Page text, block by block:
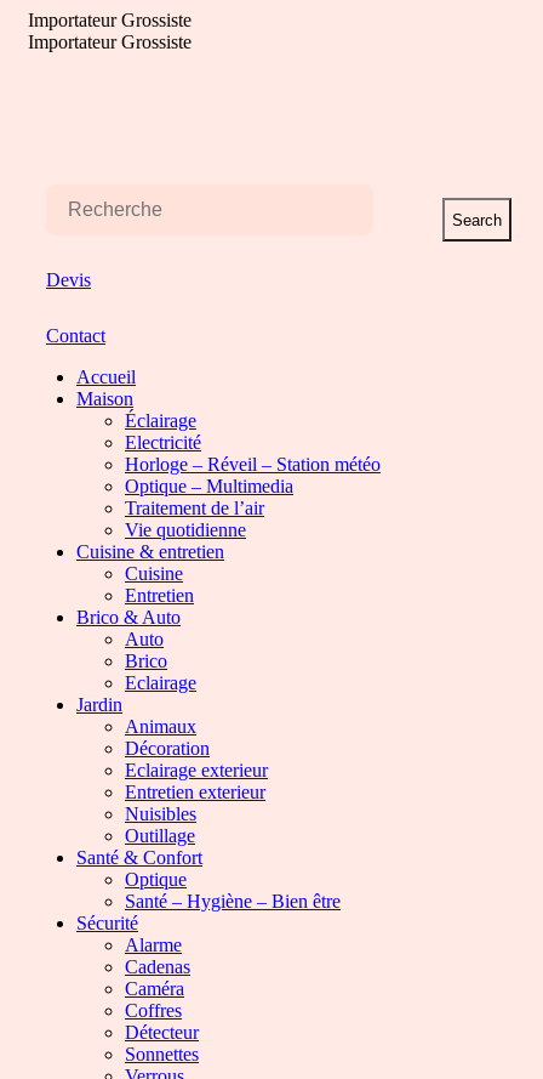
Aller
Importateur Grossiste
Importateur Grossiste
Search
Devis
Contact
Accueil
Maison
Éclairage
Electricité
Horloge – Réveil – Station météo
Optique – Multimedia
Traitement de l’air
Vie quotidienne
Cuisine & entretien
Cuisine
Entretien
Brico & Auto
Auto
Brico
Eclairage
Jardin
Animaux
Décoration
Eclairage exterieur
Entretien exterieur
Nuisibles
Outillage
Santé & Confort
Optique
Santé – Hygiène – Bien être
Sécurité
Alarme
Cadenas
Caméra
Coffres
Détecteur
Sonnettes